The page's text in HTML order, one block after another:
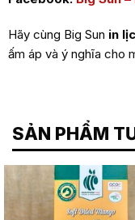
Hãy cùng Big Sun in
ấm áp và ý nghĩa cho
SẢN PHẨM